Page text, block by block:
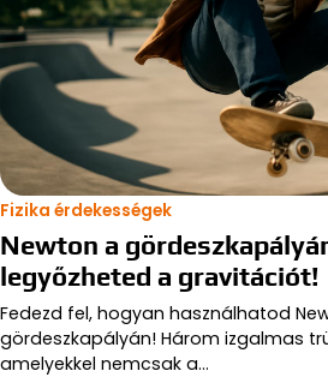
Fizika érdekességek
Newton a
legyőzheted a gravitációt!
Fedezd fel, hogyan használhatod
gördeszkapályán! Három izgalmas
amelyekkel nemcsak a…